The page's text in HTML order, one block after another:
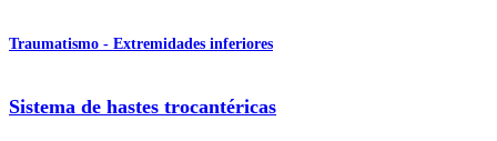
Traumatismo - Extremidades inferiores
Sistema de hastes trocantéricas